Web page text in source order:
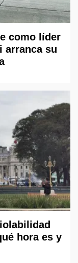
como líder
arranca su
hora es y